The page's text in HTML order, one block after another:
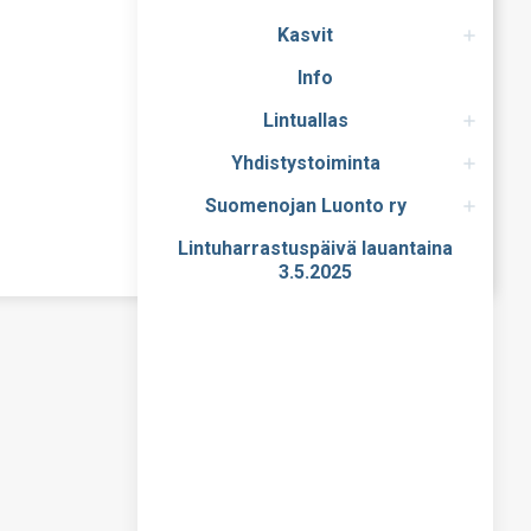
Kasvit
Info
Lintuallas
Yhdistystoiminta
Suomenojan Luonto ry
Lintuharrastuspäivä lauantaina
3.5.2025